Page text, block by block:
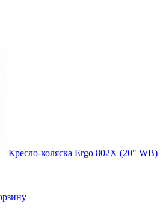
Кресло-коляска Ergo 802X (20" WB)